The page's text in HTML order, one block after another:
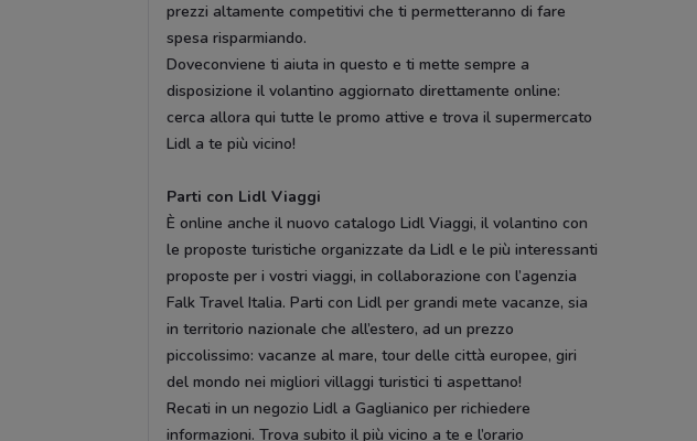
prezzi altamente competitivi che ti permetteranno di fare
spesa risparmiando.
Doveconviene ti aiuta in questo e ti mette sempre a
disposizione il volantino aggiornato direttamente online:
cerca allora qui tutte le promo attive e trova il supermercato
Lidl a te più vicino!
Parti con Lidl Viaggi
È online anche il nuovo catalogo Lidl Viaggi, il volantino con
le proposte turistiche organizzate da Lidl e le più interessanti
proposte per i vostri viaggi, in collaborazione con l’agenzia
Falk Travel Italia. Parti con Lidl per grandi mete vacanze, sia
in territorio nazionale che all’estero, ad un prezzo
piccolissimo: vacanze al mare, tour delle città europee, giri
del mondo nei migliori villaggi turistici ti aspettano!
Recati in un negozio Lidl a Gaglianico per richiedere
informazioni. Trova subito il più vicino a te e l’orario